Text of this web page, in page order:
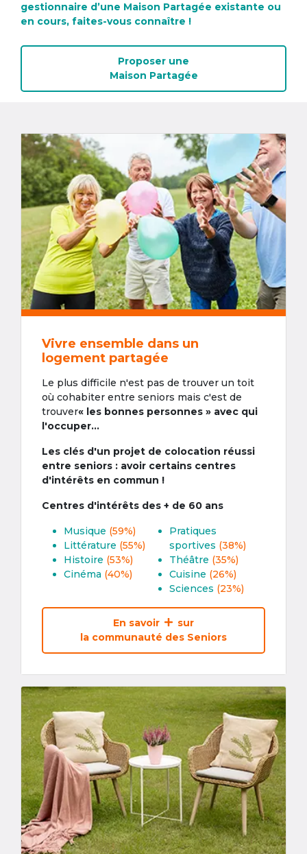
gestionnaire d’une Maison Partagée existante ou
en cours, faites-vous connaître !
Proposer une
Maison Partagée
Vivre ensemble dans un
logement partagée
Le plus difficile n'est pas de trouver un toit
où cohabiter entre seniors mais c'est de
trouver« les bonnes personnes » avec qui
l'occuper...
Les clés d'un projet de colocation réussi
entre seniors : avoir certains centres
d'intérêts en commun !
Centres d'intérêts des + de 60 ans
Musique (59%)
Littérature (55%)
Histoire (53%)
Cinéma (40%)
Pratiques
sportives (38%)
Théâtre (35%)
Cuisine (26%)
Sciences (23%)
En savoir
sur
la communauté des Seniors